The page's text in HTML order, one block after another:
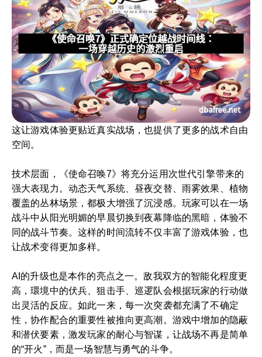
这让游戏体验更贴近真实战场，也提供了更多的战术自由
空间。
技术层面，《使命召唤7》将充分运用次世代引擎带来的
强大表现力。动态天气系统、昼夜交替、雨雾效果、植物
覆盖的丛林场景，都极大增强了沉浸感。玩家可以在一场
战斗中从阳光明媚的早晨切换到夜幕降临的黑暗，体验不
同的战斗节奏。这样的时间流转不仅丰富了游戏体验，也
让战术变得更加多样。
AI的升级也是本作的亮点之一。敌我双方的智能化程度更
高，環境中的伏兵、狙击手、巡逻队会根据玩家的行动做
出灵活的反应。如此一来，每一次突袭都充满了不确定
性，协作配合的重要性被推向更高潮。游戏中增加的隐蔽
和潜伏要素，激发玩家的耐心与智谋，让战场不再是简单
的“开火”，而是一场智慧与勇气的斗争。